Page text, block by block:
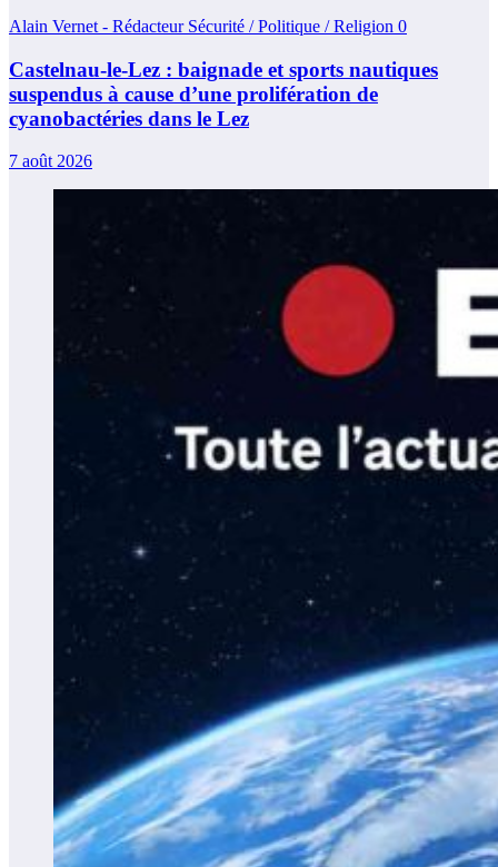
Alain Vernet - Rédacteur Sécurité / Politique / Religion 0
Castelnau-le-Lez : baignade et sports nautiques
suspendus à cause d’une prolifération de
cyanobactéries dans le Lez
7 août 2026